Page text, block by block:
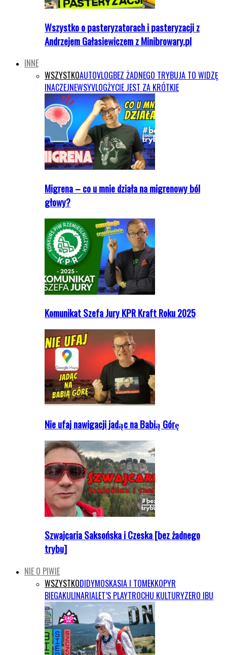
Wszystko o pasteryzatorach i pasteryzacji z
Andrzejem Gałasiewiczem z Minibrowary.pl
INNE
WSZYSTKOAUTOVLOGBEZ ŻADNEGO TRYBUJA TO WIDZĘ
INACZEJNEWSYVLOGŻYCIE JEST ZA KRÓTKIE
Migrena – co u mnie działa na migrenowy ból
głowy?
Komunikat Szefa Jury KPR Kraft Roku 2025
Nie ufaj nawigacji jadąc na Babią Górę
Szwajcaria Saksońska i Czeska [bez żadnego
trybu]
NIE O PIWIE
WSZYSTKODIDYMOSKASIA I TOMEKKOPYR
BIEGAKULINARIALET’S PLAYTROCHU KULTURYZERO IBU